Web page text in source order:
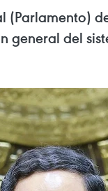
general del